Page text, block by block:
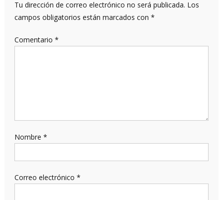
Tu dirección de correo electrónico no será publicada. Los
campos obligatorios están marcados con *
Comentario *
Nombre *
Correo electrónico *